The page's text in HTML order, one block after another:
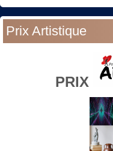
Prix Artistique
PRIX